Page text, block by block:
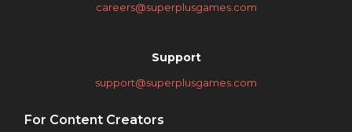
careers@superplusgames.com
Support
support@superplusgames.com
For Content Creators